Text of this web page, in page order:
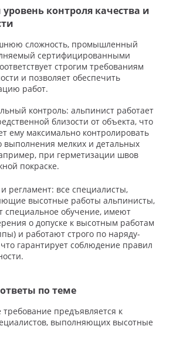
контроля качества и
сложность, промышленный
сертифицированными
строгим требованиям
и позволяет обеспечить
работ.
контроль: альпинист работает
близости от объекта, что
ему максимально контролировать
выполнения мелких и детальных
при герметизации швов
покраске.
регламент: все специалисты,
высотные работы альпинисты,
специальное обучение, имеют
о допуске к высотным работам
и работают строго по наряду-
что гарантирует соблюдение правил
по теме
требование предъявляется к
выполняющих высотные